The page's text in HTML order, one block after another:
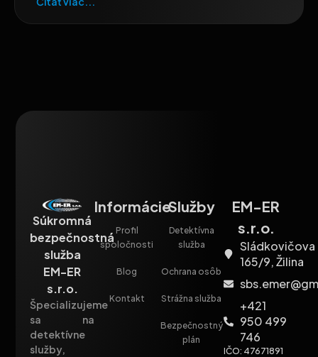
Súkromná
bezpečnostná
služba
EM-ER
s.r.o.
Špecializujeme
sa na
detektívne
služby,
Informácie
Profil
spoločnosti
Blog
Kontakt
Služby
Detektívna
služba
Ochrana osôb
Strážna služba
Bezpečnostný
plán
EM-ER
s.r.o.
Sládkovičova
165/9, Žilina
+421
950 499
746
IČO: 47671891